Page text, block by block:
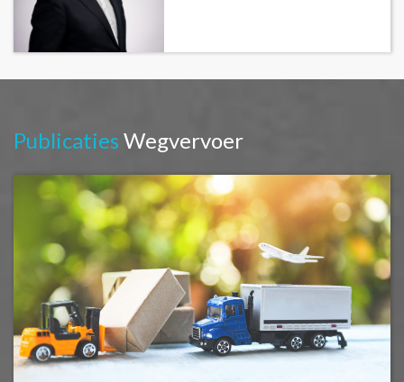
Publicaties Wegvervoer